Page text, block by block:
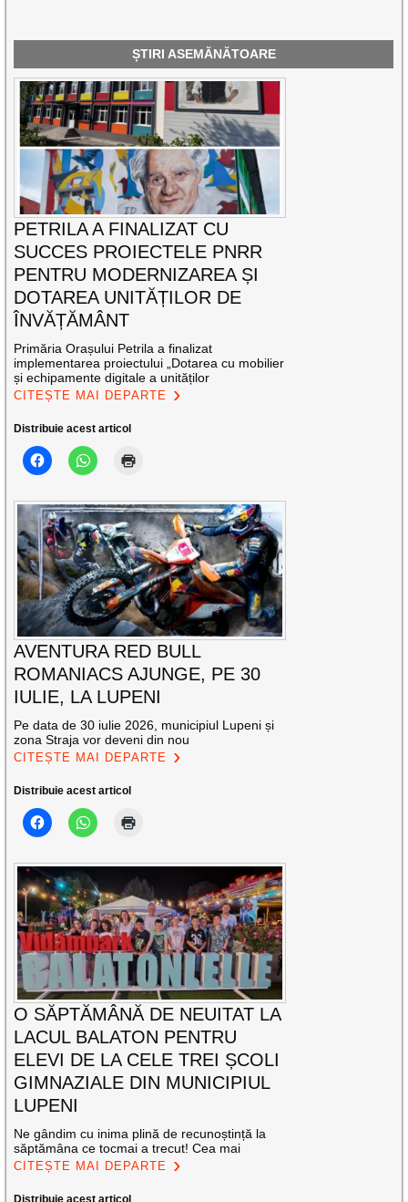
ȘTIRI ASEMĂNĂTOARE
PETRILA A FINALIZAT CU
SUCCES PROIECTELE PNRR
PENTRU MODERNIZAREA ȘI
DOTAREA UNITĂȚILOR DE
ÎNVĂȚĂMÂNT
Primăria Orașului Petrila a finalizat
implementarea proiectului „Dotarea cu mobilier
și echipamente digitale a unităților
CITEȘTE MAI DEPARTE
Distribuie acest articol
AVENTURA RED BULL
ROMANIACS AJUNGE, PE 30
IULIE, LA LUPENI
Pe data de 30 iulie 2026, municipiul Lupeni și
zona Straja vor deveni din nou
CITEȘTE MAI DEPARTE
Distribuie acest articol
O SĂPTĂMÂNĂ DE NEUITAT LA
LACUL BALATON PENTRU
ELEVI DE LA CELE TREI ȘCOLI
GIMNAZIALE DIN MUNICIPIUL
LUPENI
Ne gândim cu inima plină de recunoștință la
săptămâna ce tocmai a trecut! Cea mai
CITEȘTE MAI DEPARTE
Distribuie acest articol